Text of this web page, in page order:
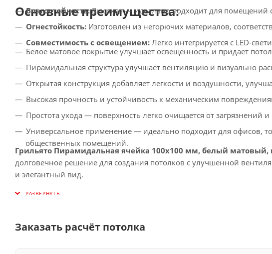
Влагостойкость:Высокая — идеально подходит для помещений
Огнестойкость: Изготовлен из негорючих материалов,
Совместимость с освещением: Легко интегрируется с LED-
Основные преимущества:
Белое матовое покрытие улучшает освещенность и придает
Пирамидальная структура улучшает вентиляцию и визуально
Открытая конструкция добавляет легкости и воздушности,
Высокая прочность и устойчивость к механическим
Простота ухода — поверхность легко очищается от загрязнений
Универсальное применение — идеально подходит для офисов,
общественных помещений.
Грильято Пирамидальная ячейка 100х100 мм, белый
долговечное решение для создания потолков с улучшенной
и элегантный вид.
Заказать расчёт потолка